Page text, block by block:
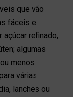
que vão
fáceis e
refinado,
algumas
menos
várias
lanches ou